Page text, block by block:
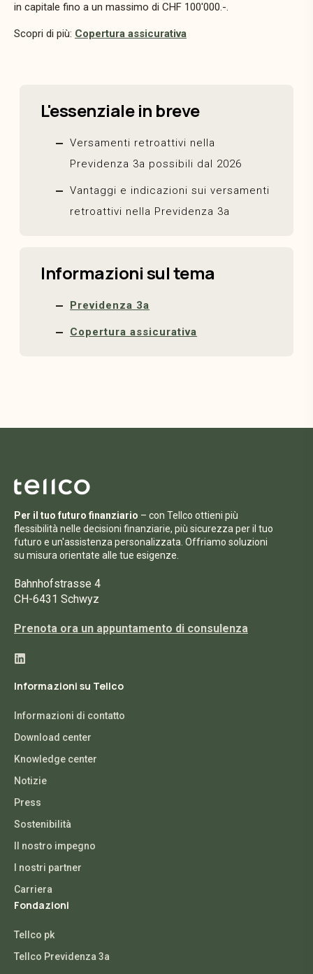
in capitale fino a un massimo di CHF 100'000.-.
Scopri di più: Copertura assicurativa
L'essenziale in breve
Versamenti retroattivi nella
Previdenza 3a possibili dal 2026
Vantaggi e indicazioni sui versamenti
retroattivi nella Previdenza 3a
Informazioni sul tema
Previdenza 3a
Copertura assicurativa
Per il tuo futuro finanziario – con Tellco ottieni più
flessibilità nelle decisioni finanziarie, più sicurezza per il tuo
futuro e un'assistenza personalizzata. Offriamo soluzioni
su misura orientate alle tue esigenze.
Bahnhofstrasse 4
CH-6431 Schwyz
Prenota ora un appuntamento di consulenza
Informazioni su Tellco
Informazioni di contatto
Download center
Knowledge center
Notizie
Press
Sostenibilità
Il nostro impegno
I nostri partner
Carriera
Fondazioni
Tellco pk
Tellco Previdenza 3a